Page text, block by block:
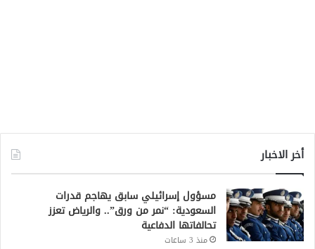
أخر الاخبار
مسؤول إسرائيلي سابق يهاجم قدرات
السعودية: “نمر من ورق”.. والرياض تعزز
تحالفاتها الدفاعية
منذ 3 ساعات